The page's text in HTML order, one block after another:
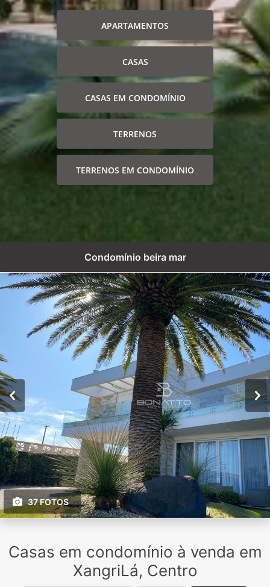
APARTAMENTOS
CASAS
CASAS EM CONDOMÍNIO
TERRENOS
TERRENOS EM CONDOMÍNIO
Condomínio beira mar
37 FOTOS
Casas em condomínio à venda em
XangriLá, Centro